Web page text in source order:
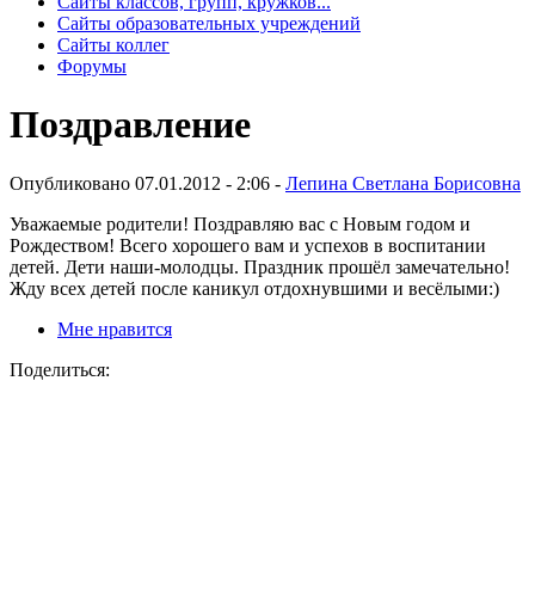
Сайты образовательных учреждений
Сайты коллег
Форумы
Поздравление
Опубликовано 07.01.2012 - 2:06 - Лепина Светлана Борисовна
Уважаемые родители! Поздравляю вас с Новым годом и
Рождеством! Всего хорошего вам и успехов в воспитании
детей. Дети наши-молодцы. Праздник прошёл замечательно!
Жду всех детей после каникул отдохнувшими и весёлыми:)
Мне нравится
Поделиться: